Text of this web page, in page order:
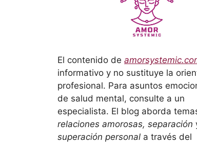
El contenido de
informativo y no sustituye la
profesional. Para asuntos
de salud mental, consulte a un
especialista. El blog aborda
relaciones amorosas, separación
superación personal a través del